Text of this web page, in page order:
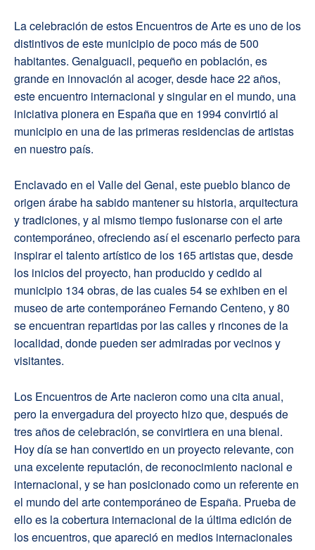
La celebración de estos Encuentros de Arte es uno de los
distintivos de este municipio de poco más de 500
habitantes. Genalguacil, pequeño en población, es
grande en innovación al acoger, desde hace 22 años,
este encuentro internacional y singular en el mundo, una
iniciativa pionera en España que en 1994 convirtió al
municipio en una de las primeras residencias de artistas
en nuestro país.
Enclavado en el Valle del Genal, este pueblo blanco de
origen árabe ha sabido mantener su historia, arquitectura
y tradiciones, y al mismo tiempo fusionarse con el arte
contemporáneo, ofreciendo así el escenario perfecto para
inspirar el talento artístico de los 165 artistas que, desde
los inicios del proyecto, han producido y cedido al
municipio 134 obras, de las cuales 54 se exhiben en el
museo de arte contemporáneo Fernando Centeno, y 80
se encuentran repartidas por las calles y rincones de la
localidad, donde pueden ser admiradas por vecinos y
visitantes.
Los Encuentros de Arte nacieron como una cita anual,
pero la envergadura del proyecto hizo que, después de
tres años de celebración, se convirtiera en una bienal.
Hoy día se han convertido en un proyecto relevante, con
una excelente reputación, de reconocimiento nacional e
internacional, y se han posicionado como un referente en
el mundo del arte contemporáneo de España. Prueba de
ello es la cobertura internacional de la última edición de
los encuentros, que apareció en medios internacionales